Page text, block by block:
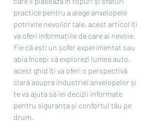
practice pentru a alege anvelopele
potrivite nevoilor tale, acest articol îți
va oferi informațiile de care ai nevoie.
Fie că ești un șofer experimentat sau
abia începi să explorezi lumea auto,
acest ghid îți va oferi o perspectivă
clară asupra industriei anvelopelor și
te va ajuta să iei decizii informate
pentru siguranța și confortul tău pe
drum.